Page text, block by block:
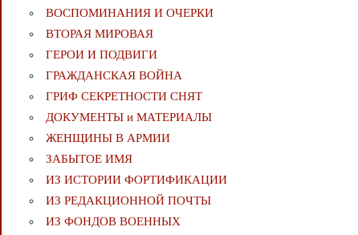
ВОСПОМИНАНИЯ И ОЧЕРКИ
ВТОРАЯ МИРОВАЯ
ГЕРОИ И ПОДВИГИ
ГРАЖДАНСКАЯ ВОЙНА
ГРИФ СЕКРЕТНОСТИ СНЯТ
ДОКУМЕНТЫ и МАТЕРИАЛЫ
ЖЕНЩИНЫ В АРМИИ
ЗАБЫТОЕ ИМЯ
ИЗ ИСТОРИИ ФОРТИФИКАЦИИ
ИЗ РЕДАКЦИОННОЙ ПОЧТЫ
ИЗ ФОНДОВ ВОЕННЫХ